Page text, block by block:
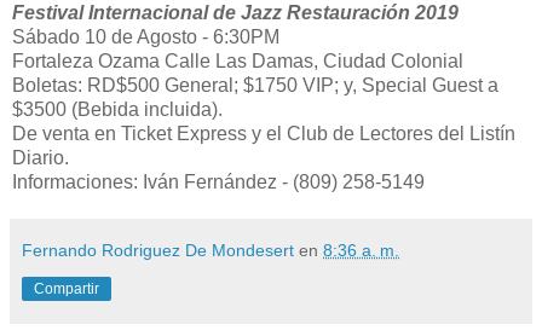
Festival Internacional de Jazz Restauración 2019
Sábado 10 de Agosto - 6:30PM
Fortaleza Ozama Calle Las Damas, Ciudad Colonial
Boletas: RD$500 General; $1750 VIP; y, Special Guest a
$3500 (Bebida incluida).
De venta en Ticket Express y el Club de Lectores del Listín
Diario.
Informaciones: Iván Fernández - (809) 258-5149
Fernando Rodriguez De Mondesert en 8:36 a. m.
Compartir